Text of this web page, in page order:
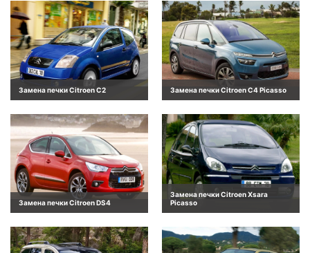
Замена печки Citroen C2 Замена печки Citroen C4 Picasso
Замена печки Citroen DS4
Замена печки Citroen Xsara
Picasso